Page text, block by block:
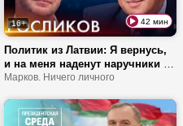
16+ 42 мин
Политик из Латвии: Я вернусь,
и на меня наденут наручники |
Сколько страна хотела
Прибалтика готовится к войне?
Марков. Ничего личного